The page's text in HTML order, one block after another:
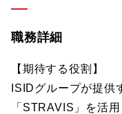
職務詳細
【期待する役割】
ISIDグループが提供
「STRAVIS」を活